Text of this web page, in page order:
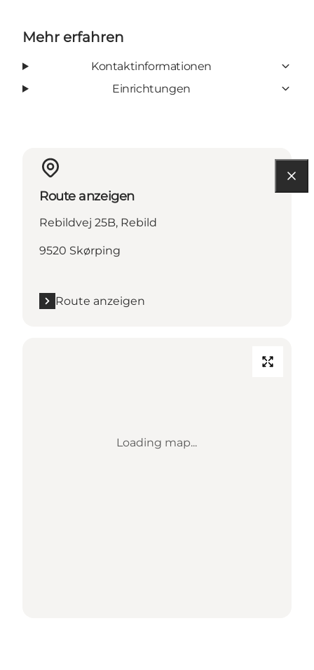
Mehr erfahren
Kontaktinformationen
Einrichtungen
Route anzeigen
Rebildvej 25B, Rebild
9520 Skørping
Route anzeigen
Loading map...